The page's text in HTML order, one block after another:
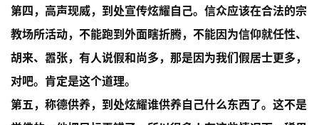
第四，高声现威，到处宣传炫耀自己。信众应该在合法的宗
教场所活动，不能跑到外面瞎折腾，不能因为信仰就任性、
胡来、嚣张，有人说假和尚多，那是因为我们假居士更多，
对吧。肯定是这个道理。
第五，称德供养，到处炫耀谁供养自己什么东西了。这不是